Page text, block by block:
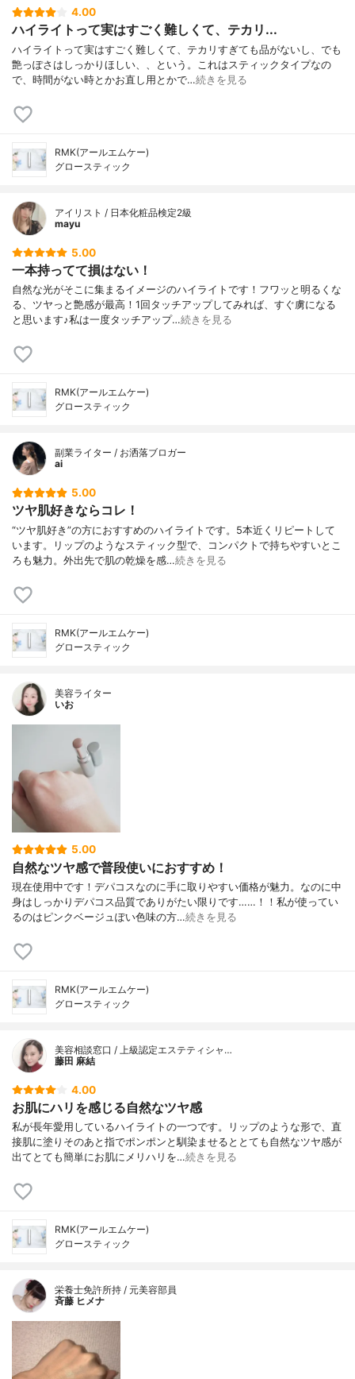
4.00
ハイライトって実はすごく難しくて、テカリ...
ハイライトって実はすごく難しくて、テカリすぎても品がないし、でも
艶っぽさはしっかりほしい、、という。これはスティックタイプなの
で、時間がない時とかお直し用とかで…続きを見る
RMK(アールエムケー)
グロースティック
アイリスト / 日本化粧品検定2級
mayu
5.00
一本持ってて損はない！
自然な光がそこに集まるイメージのハイライトです！フワッと明るくな
る、ツヤっと艶感が最高！1回タッチアップしてみれば、すぐ虜になる
と思います♪私は一度タッチアップ…続きを見る
RMK(アールエムケー)
グロースティック
副業ライター / お洒落ブロガー
ai
5.00
ツヤ肌好きならコレ！
“ツヤ肌好き”の方におすすめのハイライトです。5本近くリピートして
います。リップのようなスティック型で、コンパクトで持ちやすいとこ
ろも魅力。外出先で肌の乾燥を感…続きを見る
RMK(アールエムケー)
グロースティック
美容ライター
いお
5.00
自然なツヤ感で普段使いにおすすめ！
現在使用中です！デパコスなのに手に取りやすい価格が魅力。なのに中
身はしっかりデパコス品質でありがたい限りです……！！私が使ってい
るのはピンクベージュぽい色味の方…続きを見る
RMK(アールエムケー)
グロースティック
美容相談窓口 / 上級認定エステティシャ…
藤田 麻結
4.00
お肌にハリを感じる自然なツヤ感
私が長年愛用しているハイライトの一つです。リップのような形で、直
接肌に塗りそのあと指でポンポンと馴染ませるととても自然なツヤ感が
出てとても簡単にお肌にメリハリを…続きを見る
RMK(アールエムケー)
グロースティック
栄養士免許所持 / 元美容部員
斉藤 ヒメナ